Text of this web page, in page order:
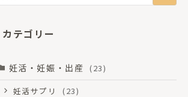
カテゴリー
妊活・妊娠・出産 (23)
妊活サプリ (23)